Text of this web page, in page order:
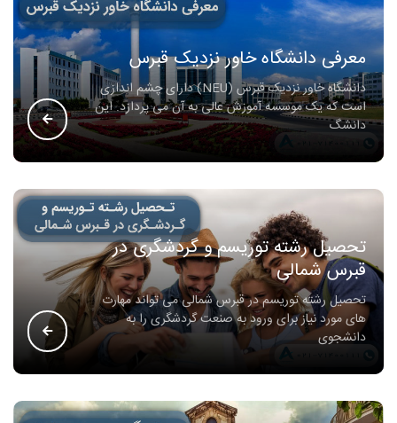
معرفی دانشگاه خاور نزدیک قبرس
دانشگاه خاور نزدیک قبرس (NEU) دارای چشم اندازی
است که یک موسسه آموزش عالی به آن می پردازد. این
دانشگ
تحصیل رشته توریسم و گردشگری در
قبرس شمالی
تحصیل رشته توریسم در قبرس شمالی می تواند مهارت
های مورد نیاز برای ورود به صنعت گردشگری را به
دانشجوی